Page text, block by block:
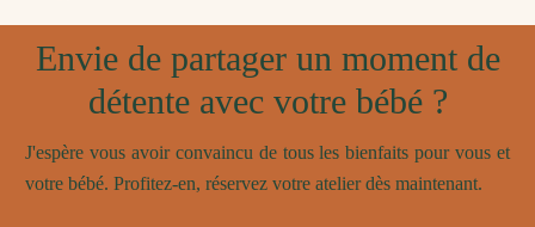
Envie de partager un moment de
détente avec votre bébé ?
J'espère vous avoir convaincu de tous les bienfaits pour vous et
votre bébé. Profitez-en, réservez votre atelier dès maintenant.